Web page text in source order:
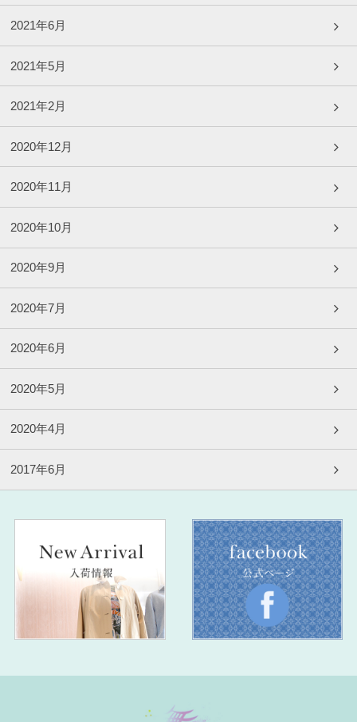
2021年6月
2021年5月
2021年2月
2020年12月
2020年11月
2020年10月
2020年9月
2020年7月
2020年6月
2020年5月
2020年4月
2017年6月